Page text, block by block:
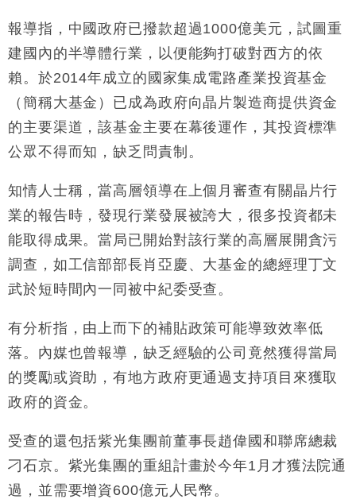
報導指，中國政府已撥款超過1000億美元，試圖重
建國內的半導體行業，以便能夠打破對西方的依
賴。於2014年成立的國家集成電路產業投資基金
（簡稱大基金）已成為政府向晶片製造商提供資金
的主要渠道，該基金主要在幕後運作，其投資標準
公眾不得而知，缺乏問責制。
知情人士稱，當高層領導在上個月審查有關晶片行
業的報告時，發現行業發展被誇大，很多投資都未
能取得成果。當局已開始對該行業的高層展開貪污
調查，如工信部部長肖亞慶、大基金的總經理丁文
武於短時間內一同被中紀委受查。
有分析指，由上而下的補貼政策可能導致效率低
落。內媒也曾報導，缺乏經驗的公司竟然獲得當局
的獎勵或資助，有地方政府更通過支持項目來獲取
政府的資金。
受查的還包括紫光集團前董事長趙偉國和聯席總裁
刁石京。紫光集團的重組計畫於今年1月才獲法院通
過，並需要增資600億元人民幣。